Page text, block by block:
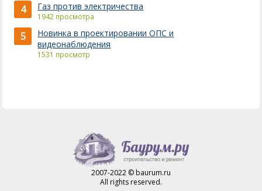
4 Газ против электричества
1942 просмотра
5
Новинка в проектировании ОПС и
видеонаблюдения
1531 просмотр
2007-2022 © baurum.ru
All rights reserved.